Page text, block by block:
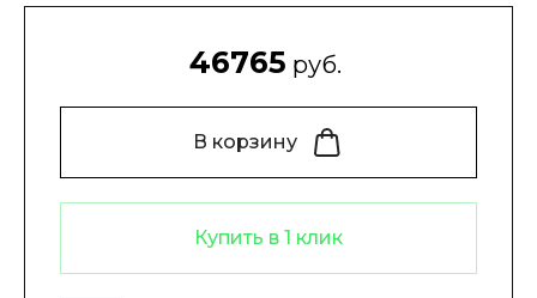
46765 руб.
В корзину
Купить в 1 клик